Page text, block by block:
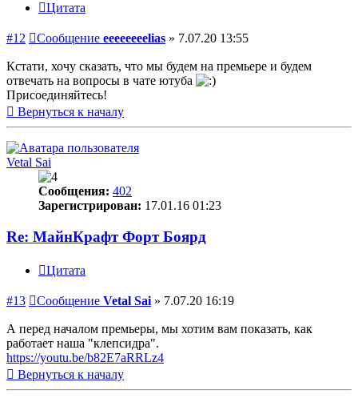
Цитата
#12 Сообщение eeeeeeeelias » 7.07.20 13:55
Кстати, хочу сказать, что мы будем на премьере и будем
отвечать на вопросы в чате ютуба
Присоединяйтесь!
Вернуться к началу
Vetal Sai
Сообщения: 402
Зарегистрирован: 17.01.16 01:23
Re: МайнКрафт Форт Боярд
Цитата
#13 Сообщение Vetal Sai » 7.07.20 16:19
А перед началом премьеры, мы хотим вам показать, как
работает наша "клепсидра".
https://youtu.be/b82E7aRRLz4
Вернуться к началу